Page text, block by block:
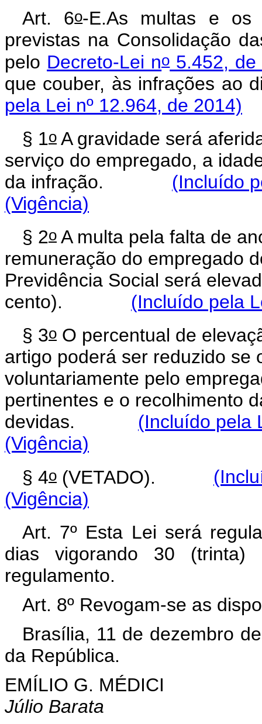
Art. 6o-E.As multas e os
previstas na Consolidação
pelo Decreto-Lei no5.452, de
que couber, às infrações ao
pela Lei nº 12.964, de 2014)
§ 1o A gravidade será
serviço do empregado, a
da infração.
(Incluído
(Vigência)
§ 2o A multa pela falta de
remuneração do empregado
Previdência Social será
cento).
(Incluído pela
§ 3o O percentual de
artigo poderá ser reduzido se
voluntariamente pelo
pertinentes e o recolhimento
devidas.
(Incluído pela
(Vigência)
§ 4o (VETADO).
(Vigência)
Art. 7º Esta Lei será
dias vigorando 30
regulamento.
Art. 8º Revogam-se as
Brasília, 11 de dezembro
da República.
EMÍLIO G. MÉDICI
Júlio Barata